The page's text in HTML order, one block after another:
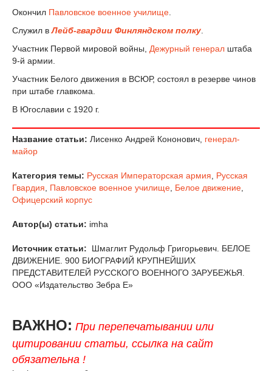
Окончил Павловское военное училище.
Служил вЛейб-гвардии Финляндском полку
Участник Первой мировой войны, Дежурный генерал штаба
9-й армии.
Участник Белого движения в ВСЮР, состоял в резерве чинов
при штабе главкома.
В Югославии с 1920 г.
Название статьи: Лисенко Андрей Кононович, генерал-
майор
Категория темы: Русская Императорская армия
Русская
Гвардия
Павловское военное училище Белое движение
Офицерский корпус
Автор(ы) статьи: imha
Источник статьи:
Шмаглит Рудольф Григорьевич. БЕЛОЕ
ДВИЖЕНИЕ. 900 БИОГРАФИЙ КРУПНЕЙШИХ
ПРЕДСТАВИТЕЛЕЙ РУССКОГО ВОЕННОГО ЗАРУБЕЖЬЯ.
ООО «Издательство Зебра Е»
ВАЖНО: При перепечатывании или
цитировании статьи, ссылка на сайт
обязательна !